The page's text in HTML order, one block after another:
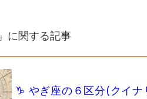
」に関する記事
♑️ やぎ座の６区分(クイ